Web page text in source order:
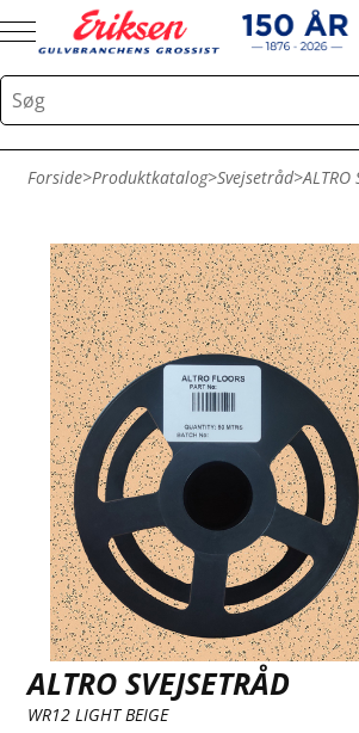
Forside>Produktkatalog>Svejsetråd>ALTRO
ALTRO SVEJSETRÅD
WR12 LIGHT BEIGE